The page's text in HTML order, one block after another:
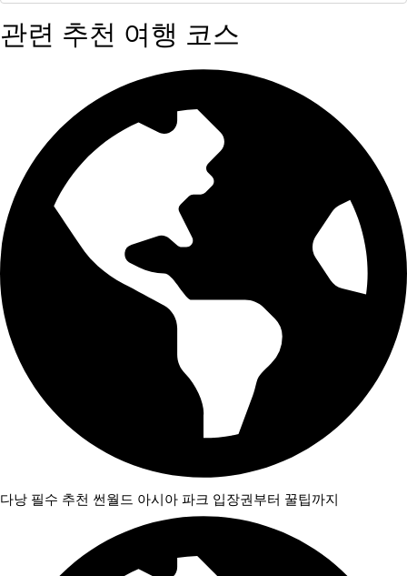
관련 추천 여행 코스
다낭 필수 추천 썬월드 아시아 파크 입장권부터 꿀팁까지